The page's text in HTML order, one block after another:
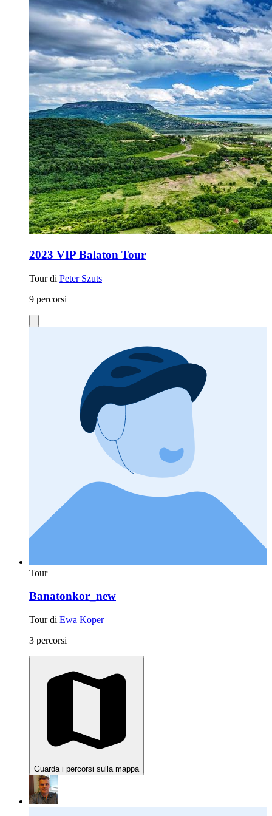
2023 VIP Balaton Tour
Tour di Peter Szuts
9 percorsi
Tour
Banatonkor_new
Tour di Ewa Koper
3 percorsi
Guarda i percorsi sulla mappa